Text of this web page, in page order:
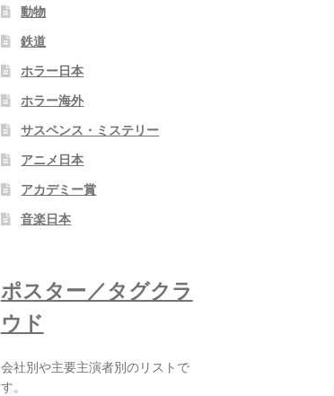
動物
鉄道
ホラー日本
ホラー海外
サスペンス・ミステリー
アニメ日本
アカデミー賞
音楽日本
ポスター／タグクラ
ウド
会社別や主要主演者別のリストで
す。